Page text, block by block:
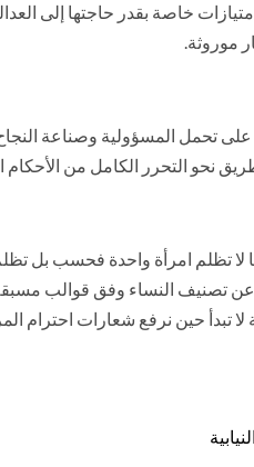
خاصة بقدر حاجتها إلى
موروثة.
على تحمل المسؤولية وصناعة
نحو التحرر الكامل من
لا تظلم امرأة واحدة فحسب بل
تصنيف النساء وفق قوالب
لا تبدأ حين نرفع شعارات